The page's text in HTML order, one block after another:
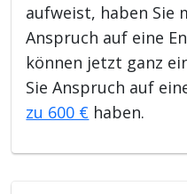
aufweist, haben Sie
Anspruch auf eine
können jetzt ganz
Sie Anspruch auf
zu 600 € haben.